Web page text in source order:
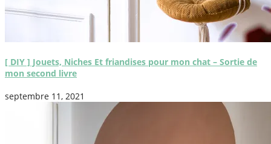
[ DIY ] Jouets, Niches Et friandises pour mon chat – Sortie de
mon second livre
septembre 11, 2021